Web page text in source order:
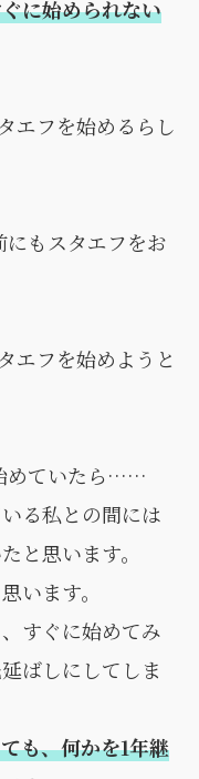
に始められない
エフを始めるらし
もスタエフをお
エフを始めようと
めていたら……
る私との間には
と思います。
います。
すぐに始めてみ
ばしにしてしま
も、何かを1年継